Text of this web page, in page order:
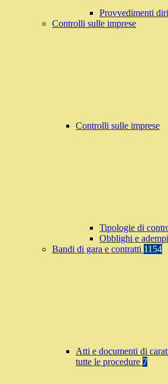
Provvedimenti
Controlli sulle imprese
Controlli sulle imprese
Tipologie di
Obblighi e
Bandi di gara e contratti 1154
Atti e documenti di
tutte le procedure 7